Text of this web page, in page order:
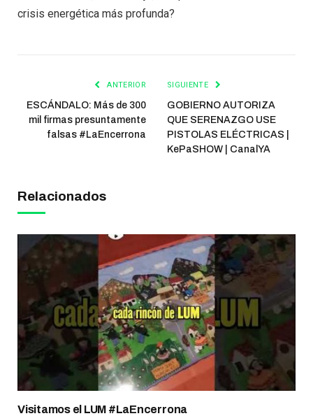
crisis energética más profunda?
ANTERIOR
ESCÁNDALO: Más de 300
mil firmas presuntamente
falsas #LaEncerrona
SIGUIENTE
GOBIERNO AUTORIZA
QUE SERENAZGO USE
PISTOLAS ELÉCTRICAS |
KePaSHOW | CanalYA
Relacionados
Visitamos el LUM #LaEncerrona